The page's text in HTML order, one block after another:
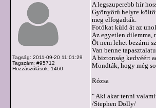
Tagság: 2011-09-20 11:01:29
Tagszám: #95712
Hozzászólások: 1460
A legszuperebb hír
Gyönyörű helyre
meg elfogadták.
Fotókat küld át az
Az egyetlen dilemma,
Őt nem lehet bezárni
Van benne
A biztonság kedvéért
Mondták, hogy még
Rózsa
" Aki akar tenni
/Stephen Dolly/